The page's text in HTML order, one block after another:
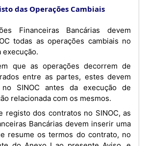
das Operações Cambiais
todas as operações cambiais no
execução.
entre as partes, estes devem
SINOC antes da execução de
relacionada com os mesmos.
Bancárias devem inserir uma
resume os termos do contrato, no